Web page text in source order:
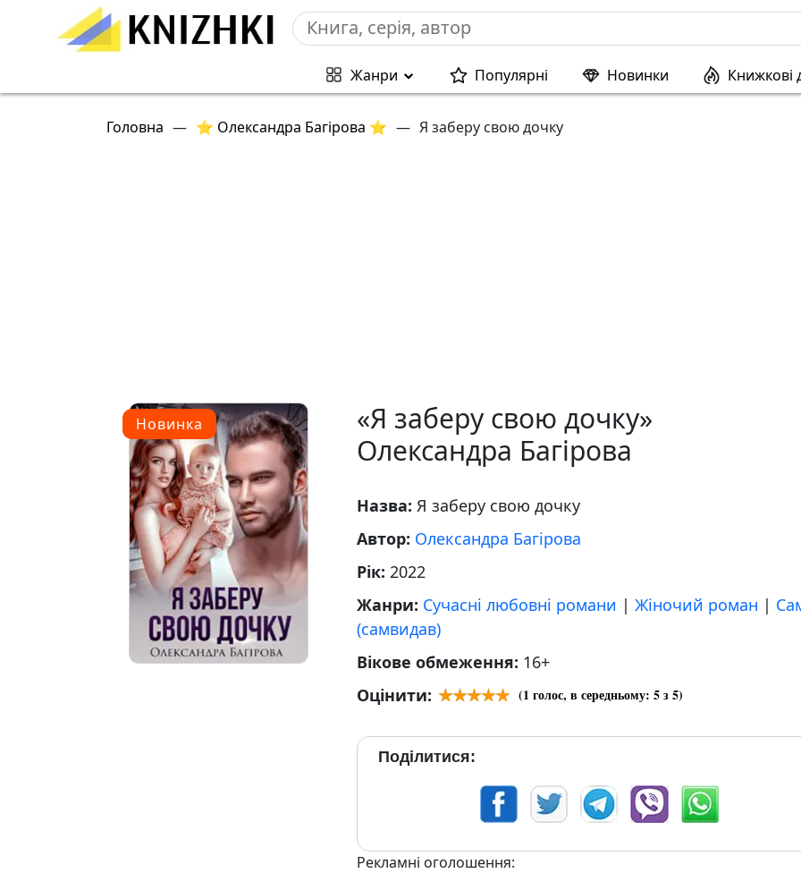
Жанри Популярні Новинки Книжкові
Головна — ⭐ Олександра Багірова ⭐ — Я заберу свою дочку
Новинка
«Я заберу свою дочку»
Олександра Багірова
Назва: Я заберу свою дочку
Автор: Олександра Багірова
Рік: 2022
Жанри: Сучасні любовні романи | Жіночий роман |
(самвидав)
Вікове обмеження: 16+
Оцінити:
(1 голос, в середньому: 5з 5)
Поділитися:
Рекламні оголошення: